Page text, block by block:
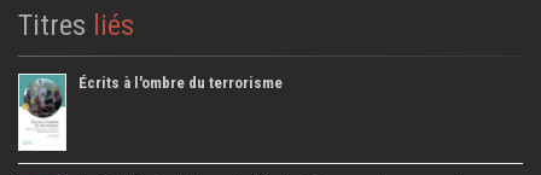
Titres liés
Écrits à l'ombre du terrorisme